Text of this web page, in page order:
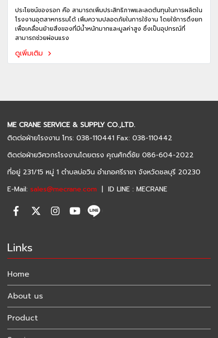
ประโยชน์ของรอก คือ สามารถเพิ่มประสิทธิภาพและลดต้นทุนในการผลิตใน
โรงงานอุตสาหกรรมได้ เพิ่มความปลอดภัยในการใช้งาน โดยใช้การดึงยก
เพื่อเคลื่อนย้ายสิ่งของที่มีน้ำหนักมากและมูลค่าสูง ซึ่งเป็นอุปกรณ์ที่
สามารถช่วยผ่อนแรง
ดูเพิ่มเติม
ME CRANE SERVICE & SUPPLY CO.,LTD.
ติดต่อฝ่ายโรงงาน โทร: 038-110441 Fax: 038-110442
ติดต่อฝ่ายวิศวกรโรงงานโดยตรง คุณศักดิ์ชัย 086-604-2022
ที่อยู่ 231/15 หมู่ 1 ตำบลบ่อวิน อำเภอศรีราชา จังหวัดชลบุรี 20230
E-Mail: sales@mecrane.com | ID LINE : MECRANE
Links
Home
About us
Product